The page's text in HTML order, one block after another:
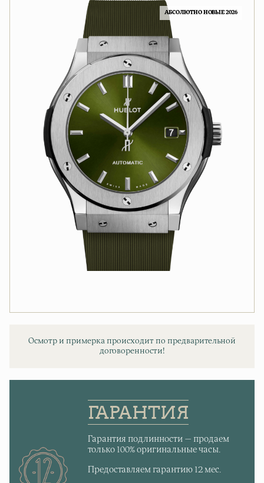
АБСОЛЮТНО НОВЫЕ 2026
Осмотр и примерка происходит по предварительной
договоренности!
ГАРАНТИЯ
Гарантия подлинности — продаем
только 100% оригинальные часы.
Предоставляем гарантию 12 мес.